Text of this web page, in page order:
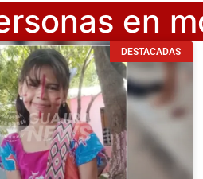
en
DESTACADAS